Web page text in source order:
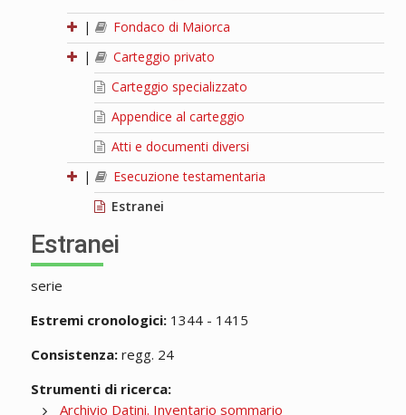
|
Fondaco di Maiorca
|
Carteggio privato
Carteggio specializzato
Appendice al carteggio
Atti e documenti diversi
|
Esecuzione testamentaria
Estranei
Estranei
serie
Estremi cronologici:1344 - 1415
Consistenza:regg. 24
Strumenti di ricerca:
Archivio Datini. Inventario sommario